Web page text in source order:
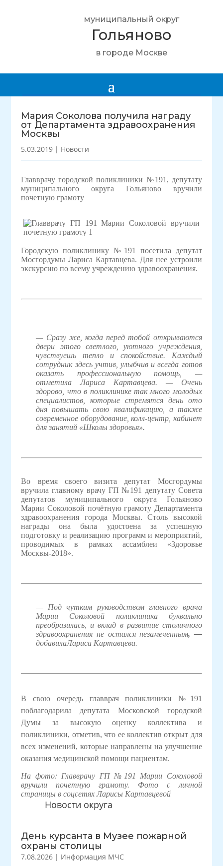
муниципальный округ
Гольяново
в городе Москве
Новости округа
День курсанта в Музее пожарной
охраны столицы
7.08.2026 | Информация МЧС
Мария Соколова получила награду
от Департамента здравоохранения
Москвы
5.03.2019 | Новости
Главврачу городской поликлиники №191, депутату
муниципального округа Гольяново вручили
почетную грамоту
Городскую поликлинику №191 посетила депутат
Мосгордумы Лариса Картавцева. Для нее устроили
экскурсию по всему учреждению здравоохранения.
— Сразу же, когда перед тобой открываются
двери этого светлого, уютного учреждения,
чувствуешь тепло и спокойствие. Каждый
сотрудник здесь учтив, улыбчив и всегда готов
оказать профессиональную помощь, —
отметилаЛариса Картавцева. — Очень
здорово, что в поликлинике так много молодых
специалистов, которые стремятся день ото
дня повышать свою квалификацию, а также
современное оборудование, колл-центр, кабинет
для занятий «Школы здоровья».
Во время своего визита депутат Мосгордумы
вручила главному врачу ГП №191 депутату Совета
депутатов муниципального округа Гольяново
Марии Соколовой почётную грамоту Департамента
здравоохранения города Москвы. Столь высокой
награды она была удостоена за успешную
подготовку и реализацию программ и мероприятий,
проводимых в рамках ассамблеи «Здоровье
Москвы-2018».
— Под чутким руководством главного врача
Марии Соколовой поликлиника буквально
преобразилась, и вклад в развитие столичного
здравоохранения не остался незамеченным, —
добавилаЛариса Картавцева.
В свою очередь главврач поликлиники №191
поблагодарила депутата Московской городской
Думыза высокую оценку коллектива и
поликлиники, отметив, что ее коллектив открыт для
всех изменений, которые направлены на улучшение
оказания медицинской помощи пациентам.
На фото: Главврачу ГП №191 Марии Соколовой
вручили почетную грамоту. Фото с личной
страницы в соцсетях Ларисы Картавцевой